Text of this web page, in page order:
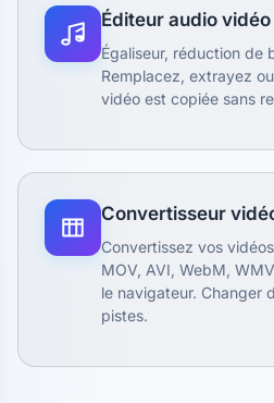
Éditeur audio vidéo
Égaliseur, réduction de
Remplacez, extrayez
vidéo est copiée sans
Convertisseur
Convertissez vos
MOV, AVI, WebM,
le navigateur. Changer
pistes.